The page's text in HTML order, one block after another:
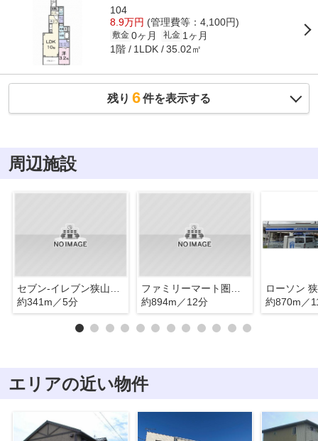
104
8.9万円 (管理費等：4,100円)
敷金 0ヶ月 礼金 1ヶ月
1階 1LDK 35.02㎡
残り 6件を表示する
周辺施設
約341m／5分
約894m／12分
約870m／
エリアの近い物件